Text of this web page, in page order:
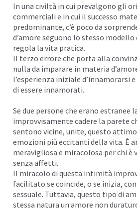
In una civiltà in cui prevalgono gli
commerciali e in cui il successo
predominante, c’è poco da
d’amore seguono lo stesso modello
regola la vita pratica.
Il terzo errore che porta alla
nulla da imparare in materia
l’esperienza iniziale d’innamorarsi
di essere innamorati.
Se due persone che erano estranee
improvvisamente cadere la parete
sentono vicine, unite, questo attimo
emozioni più eccitanti della vita. È
meravigliosa e miracolosa per chi è
senza affetti.
Il miracolo di questa intimità
facilitato se coincide, o se inizia,
sessuale. Tuttavia, questo tipo di
stessa natura un amore non